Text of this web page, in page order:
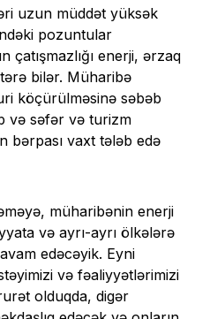
uzun müddət yüksək
pozuntular
çatışmazlığı enerji, ərzaq
bilər. Müharibə
köçürülməsinə səbəb
və səfər və turizm
bərpası vaxt tələb edə
müharibənin enerji
və ayrı-ayrı ölkələrə
edəcəyik. Eyni
və fəaliyyətlərimizi
olduqda, digər